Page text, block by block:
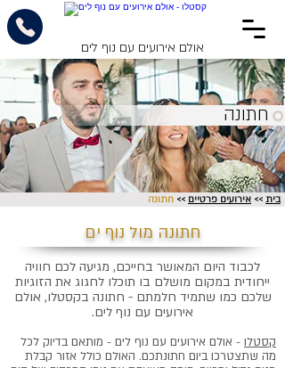
אולם אירועים עם נוף לים
חתונה
בית >> אירועים פרטיים >> חתונה
חתונה מול נוף ים
לכבוד היום המאושר בחייכם, מגיעה לכם חוויה
ייחודית במקום מושלם בו תוכלו לחגוג את הזוגיות
שלכם כמו שתמיד חלמתם - חתונה בקסטלו, אולם
אירועים עם נוף לים.
קסטלו - אולם אירועים עם נוף לים - מותאם בדיוק לכל
מה שתצטרכו ביום חתונתכם. האולם כולל אזור קבלת